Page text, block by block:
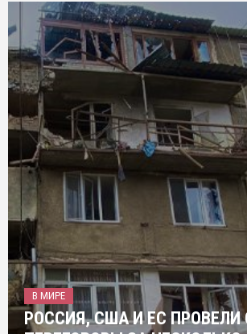
В МИРЕ
РОССИЯ, США И ЕС ПРОВЕЛИ